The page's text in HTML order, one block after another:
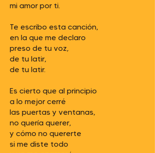
mi amor por ti.
Te escribo esta canción,
en la que me declaro
preso de tu voz,
de tu latir,
de tu latir.
Es cierto que al principio
a lo mejor cerré
las puertas y ventanas,
no quería querer,
y cómo no quererte
si me diste todo